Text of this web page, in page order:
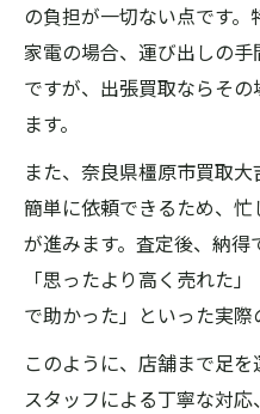
の負担が一切ない点です
家電の場合、運び出しの
ですが、出張買取ならそ
ます。
また、奈良県橿原市買取
簡単に依頼できるため、
が進みます。査定後、納得
「思ったより高く売れた
で助かった」といった実際
このように、店舗まで足
スタッフによる丁寧な対